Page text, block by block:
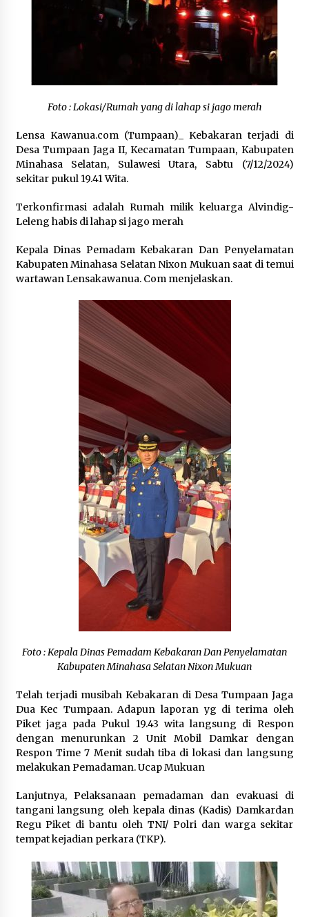
Gencatan Senjata Sementara: Warga Gaza Pergi
ke Pantai, hingga Cek Reruntuhan Rumah
November 28, 2023
Perang Israel-Hamas Berimbas pada Wisata
Dari Medan ke AS: Komposer Eunike Tanzil
Kolaborasi Bareng Laufey, Garap Lagu dalam 3
Jam
February 6, 2024
Palestina
November 6, 2023
Mutilasi: Kejahatan di Bawah Bayangan Masa
Foto : Lokasi/Rumah yang di lahap si jago merah
Lensa Kawanua.com (Tumpaan)_ Kebakaran terjadi di
Desa Tumpaan Jaga II, Kecamatan Tumpaan, Kabupaten
Minahasa Selatan, Sulawesi Utara, Sabtu (7/12/2024)
sekitar pukul 19.41 Wita.
Terkonfirmasi adalah Rumah milik keluarga Alvindig-
Leleng habis di lahap si jago merah
Kepala Dinas Pemadam Kebakaran Dan Penyelamatan
Kabupaten Minahasa Selatan Nixon Mukuan saat di temui
wartawan Lensakawanua. Com menjelaskan.
Foto : Kepala Dinas Pemadam Kebakaran Dan Penyelamatan
Kabupaten Minahasa Selatan Nixon Mukuan
Telah terjadi musibah Kebakaran di Desa Tumpaan Jaga
Dua Kec Tumpaan. Adapun laporan yg di terima oleh
Piket jaga pada Pukul 19.43 wita langsung di Respon
dengan menurunkan 2 Unit Mobil Damkar dengan
Respon Time 7 Menit sudah tiba di lokasi dan langsung
melakukan Pemadaman. Ucap Mukuan
Lanjutnya, Pelaksanaan pemadaman dan evakuasi di
tangani langsung oleh kepala dinas (Kadis) Damkardan
Regu Piket di bantu oleh TNI/ Polri dan warga sekitar
tempat kejadian perkara (TKP).